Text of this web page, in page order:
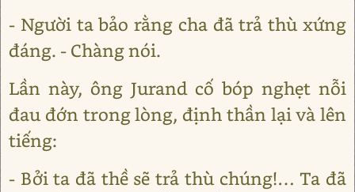
- Người ta bảo rằng cha đã trả thù xứng
đáng. - Chàng nói.
Lần này, ông Jurand cố bóp nghẹt nỗi
đau đớn trong lòng, định thần lại và lên
tiếng:
- Bởi ta đã thề sẽ trả thù chúng!… Ta đã